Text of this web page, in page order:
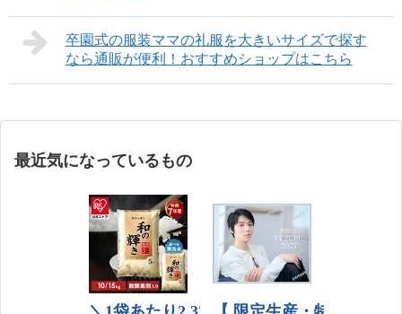
卒園式の服装ママの礼服を大きいサイズで探す
なら通販が便利！おすすめショップはこちら
最近気になっているもの